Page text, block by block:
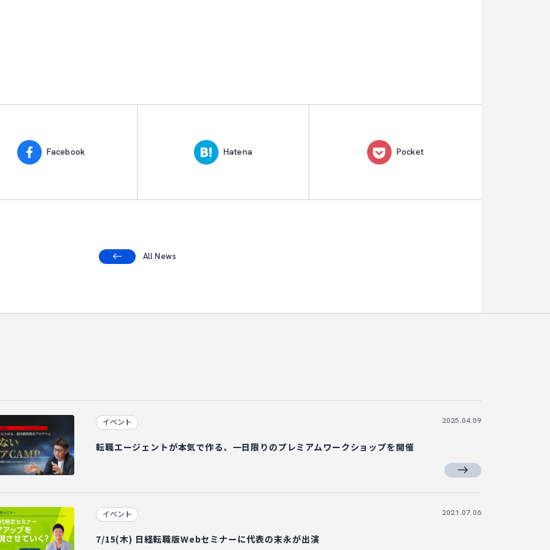
Facebook Hatena Pocket
All News
イベント 2025.04.09
転職エージェントが本気で作る、一日限りのプレミアムワークショップを開催
イベント 2021.07.06
7/15(木) 日経転職版Webセミナーに代表の末永が出演